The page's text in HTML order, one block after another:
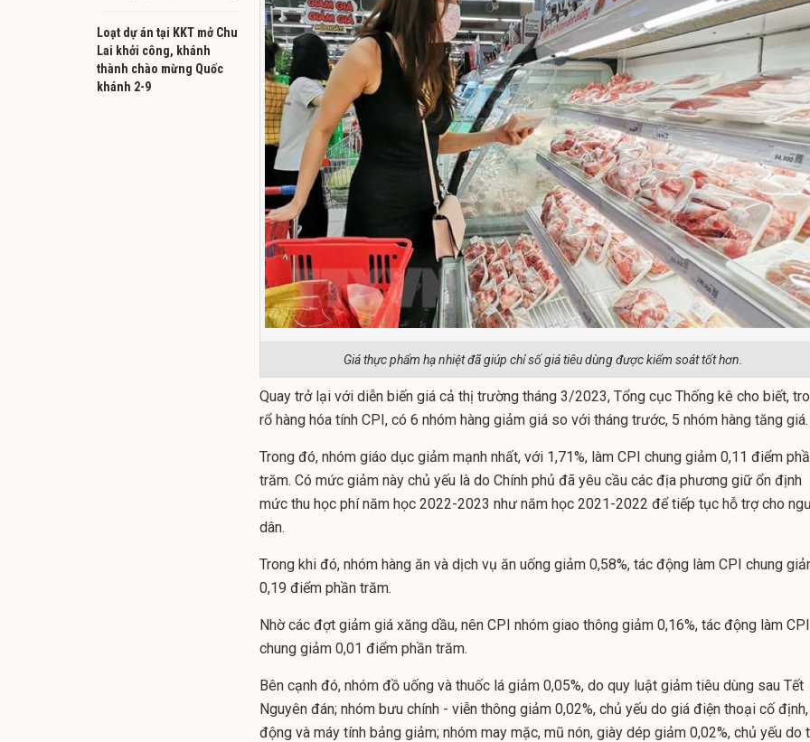
Loạt dự án tại KKT mở Chu
Lai khởi công, khánh
thành chào mừng Quốc
khánh 2-9
Giá thực phẩm hạ nhiệt đã giúp chỉ số giá tiêu dùng được kiểm soát tốt hơn.
Quay trở lại với diễn biến giá cả thị trường tháng 3/2023, Tổng cục Thống kê cho biết,
rổ hàng hóa tính CPI, có 6 nhóm hàng giảm giá so với tháng trước, 5 nhóm hàng tăng giá.
Trong đó, nhóm giáo dục giảm mạnh nhất, với 1,71%, làm CPI chung giảm 0,11 điểm
trăm. Có mức giảm này chủ yếu là do Chính phủ đã yêu cầu các địa phương giữ ổn định
mức thu học phí năm học 2022-2023 như năm học 2021-2022 để tiếp tục hỗ trợ cho
dân.
Trong khi đó, nhóm hàng ăn và dịch vụ ăn uống giảm 0,58%, tác động làm CPI chung
0,19 điểm phần trăm.
Nhờ các đợt giảm giá xăng dầu, nên CPI nhóm giao thông giảm 0,16%, tác động làm CPI
chung giảm 0,01 điểm phần trăm.
Bên cạnh đó, nhóm đồ uống và thuốc lá giảm 0,05%, do quy luật giảm tiêu dùng sau Tết
Nguyên đán; nhóm bưu chính - viễn thông giảm 0,02%, chủ yếu do giá điện thoại cố
động và máy tính bảng giảm; nhóm may mặc, mũ nón, giày dép giảm 0,02%, chủ yếu do